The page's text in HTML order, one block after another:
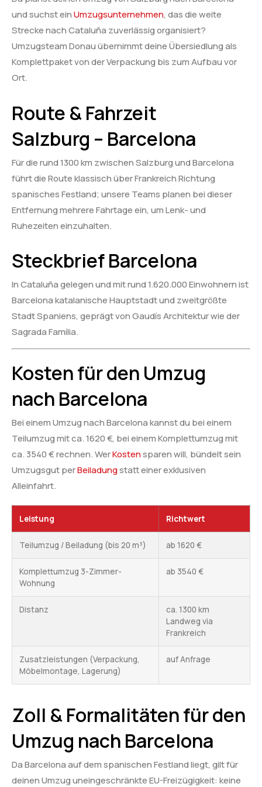
und suchst einUmzugsunternehmen, das die weite
Strecke nach Cataluña zuverlässig organisiert?
Umzugsteam Donau übernimmt deine Übersiedlung als
Komplettpaket von der Verpackung bis zum Aufbau vor
Ort.
Route & Fahrzeit
Salzburg – Barcelona
Für die rund 1300 km zwischen Salzburg und Barcelona
führt die Route klassisch über Frankreich Richtung
spanisches Festland; unsere Teams planen bei dieser
Entfernung mehrere Fahrtage ein, um Lenk- und
Ruhezeiten einzuhalten.
Steckbrief Barcelona
In Cataluña gelegen und mit rund 1.620.000 Einwohnern ist
Barcelona katalanische Hauptstadt und zweitgrößte
Stadt Spaniens, geprägt von Gaudís Architektur wie der
Sagrada Família.
Kosten für den Umzug
nach Barcelona
Bei einem Umzug nach Barcelona kannst du bei einem
Teilumzug mit ca. 1620 €, bei einem Komplettumzug mit
ca. 3540 € rechnen. WerKostensparen will, bündelt sein
Umzugsgut perBeiladungstatt einer exklusiven
Alleinfahrt.
Leistung Richtwert
Teilumzug / Beiladung (bis 20 m³) ab 1620 €
Komplettumzug 3-Zimmer-
Wohnung
ab 3540 €
Distanz
ca. 1300 km
Landweg via
Frankreich
Zusatzleistungen (Verpackung,
Möbelmontage, Lagerung)
auf Anfrage
Zoll & Formalitäten für den
Umzug nach Barcelona
Da Barcelona auf dem spanischen Festland liegt, gilt für
deinen Umzug uneingeschränkte EU-Freizügigkeit: keine